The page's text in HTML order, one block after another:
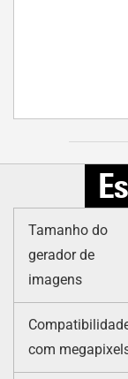
Tamanho do
gerador de
imagens
com